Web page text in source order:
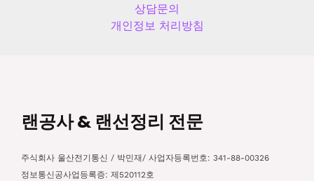
상담문의
개인정보 처리방침
랜공사 & 랜선정리 전문
주식회사 울산전기통신 / 박민재/ 사업자등록번호: 341-88-00326
정보통신공사업등록증: 제520112호